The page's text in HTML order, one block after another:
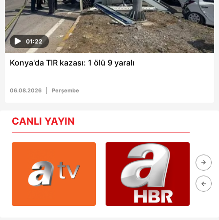
01:22
Konya'da TIR kazası: 1 ölü 9 yaralı
06.08.2026 Perşembe
CANLI YAYIN